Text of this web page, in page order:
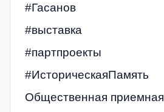
#Гасанов
#выставка
#партпроекты
#ИсторическаяПамять
Общественная приемная